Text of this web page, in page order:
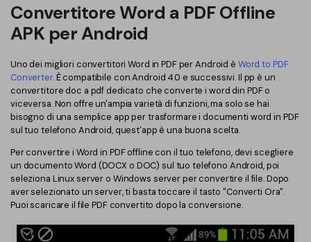
Convertitore Word a PDF Offline
APK per Android
Uno dei migliori convertitori Word in PDF per Android è Word to PDF
Converter. È compatibile con Android 4.0 e successivi. Il pp è un
convertitore doc a pdf dedicato che converte i word din PDF o
viceversa. Non offre un'ampia varietà di funzioni, ma solo se hai
bisogno di una semplice app per trasformare i documenti word in PDF
sul tuo telefono Android, quest'app è una buona scelta.
Per convertire i Word in PDF offline con il tuo telefono, devi scegliere
un documento Word (DOCX o DOC) sul tuo telefono Android, poi
seleziona Linux server o Windows server per convertire il file. Dopo
aver selezionato un server, ti basta toccare il tasto "Converti Ora".
Puoi scaricare il file PDF convertito dopo la conversione.